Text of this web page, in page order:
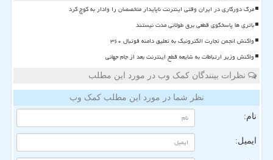
مرگ دورکاری در ایران وقتی اینترنت ناپایدار متخصصان را وادار به کوچ کرد
باتری ها پاسخگوی قطعی برق طولانی مدت نیستند
واکنش انجمن تجارت الکترونیک به تعلیق دامنه فوتبال ۳۶۰
واکنش وزیر ارتباطات به شایعه قطع اینترنت بعد از جام جهانی
نظرات بینندگان کمک وب در مورد این مطلب
نظر شما در مورد این مطلب کمک وب
نام:
ایمیل: